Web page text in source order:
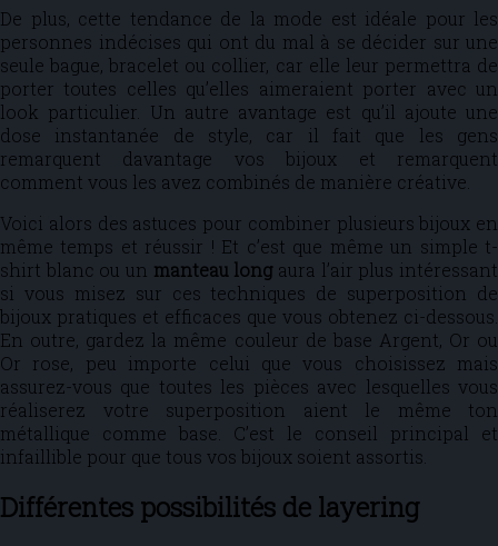
De plus, cette tendance de la mode est idéale pour les
personnes indécises qui ont du mal à se décider sur une
seule bague, bracelet ou collier, car elle leur permettra de
porter toutes celles qu’elles aimeraient porter avec un
look particulier. Un autre avantage est qu’il ajoute une
dose instantanée de style, car il fait que les gens
remarquent davantage vos bijoux et remarquent
comment vous les avez combinés de manière créative.
Voici alors des astuces pour combiner plusieurs bijoux en
même temps et réussir ! Et c’est que même un simple t-
shirt blanc ou un manteau longaura l’air plus intéressant
si vous misez sur ces techniques de superposition de
bijoux pratiques et efficaces que vous obtenez ci-dessous.
En outre, gardez la même couleur de base Argent, Or ou
Or rose, peu importe celui que vous choisissez mais
assurez-vous que toutes les pièces avec lesquelles vous
réaliserez votre superposition aient le même ton
métallique comme base. C’est le conseil principal et
infaillible pour que tous vos bijoux soient assortis.
Différentes possibilités de layering